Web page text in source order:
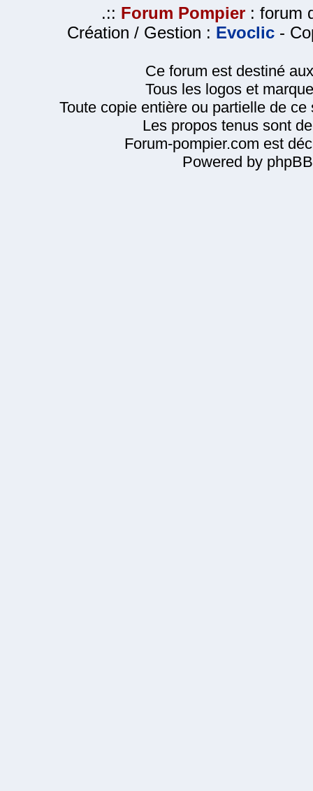
.:: Forum Pompier : forum
Création / Gestion : Evoclic -
Ce forum est destiné
Tous les logos et
Toute copie entière ou partielle de
Les propos tenus sont
Forum-pompier.com est
Powered by